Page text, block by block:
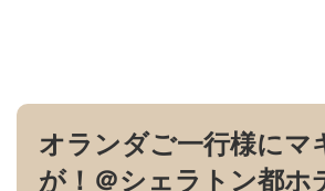
オランダご一行様にマ
が！＠シェラトン都ホ